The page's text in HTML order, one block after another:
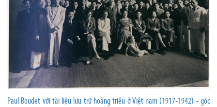
Paul Boudet với tài liệu lưu trữ hoàng triều ở Việt nam (1917-1942) - góc